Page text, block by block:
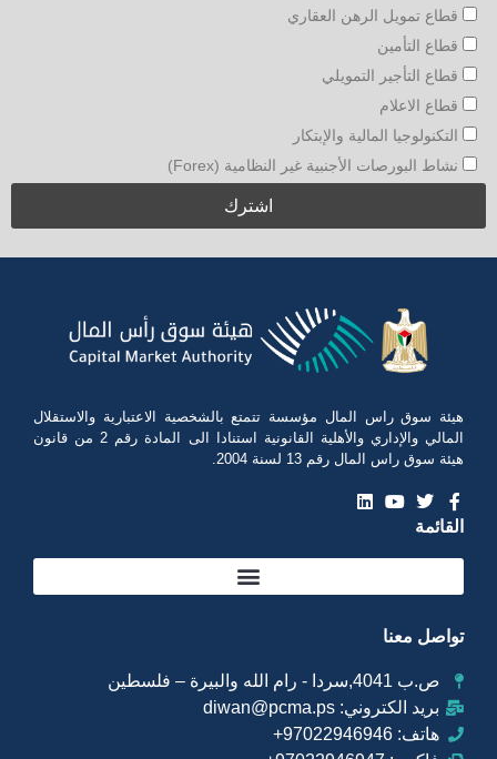
قطاع تمويل الرهن العقاري
قطاع التأمين
قطاع التأجير التمويلي
قطاع الاعلام
التكنولوجيا المالية والإبتكار
نشاط البورصات الأجنبية غير النظامية (Forex)
هيئة سوق راس المال مؤسسة تتمتع بالشخصية الاعتبارية والاستقلال
المالي والإداري والأهلية القانونية استنادا الى المادة رقم 2 من قانون
هيئة سوق راس المال رقم 13 لسنة 2004.
القائمة
تواصل معنا
ص.ب 4041,سردا - رام الله والبيرة – فلسطين
بريد الكتروني: diwan@pcma.ps
هاتف: 97022946946+